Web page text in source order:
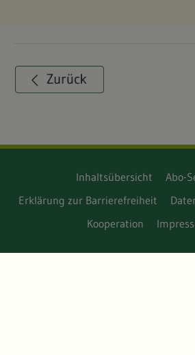
Inhaltsübersicht
Abo-
Erklärung zur Barrierefreiheit
Kooperation